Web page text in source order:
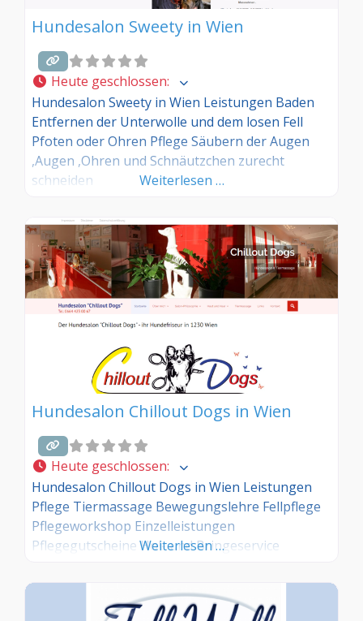
Hundesalon Sweety in Wien
Heute geschlossen:
Hundesalon Sweety in Wien Leistungen Baden
Entfernen der Unterwolle und dem losen Fell
Pfoten oder Ohren Pflege Säubern der Augen
,Augen ,Ohren und Schnäutzchen zurecht
schneiden
Weiterlesen …
Hundesalon Chillout Dogs in Wien
Heute geschlossen:
Hundesalon Chillout Dogs in Wien Leistungen
Pflege Tiermassage Bewegungslehre Fellpflege
Pflegeworkshop Einzelleistungen
Pflegegutscheine Hol- und Bringeservice
Weiterlesen …